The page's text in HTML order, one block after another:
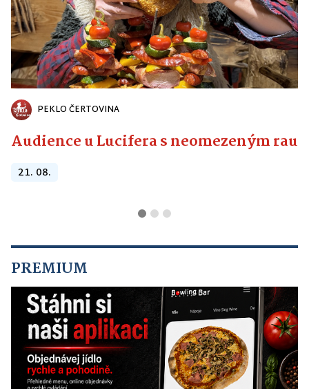
PEKLO ČERTOVINA
Audience u Lucifera s neomezeným
21. 08.
PREMIUM